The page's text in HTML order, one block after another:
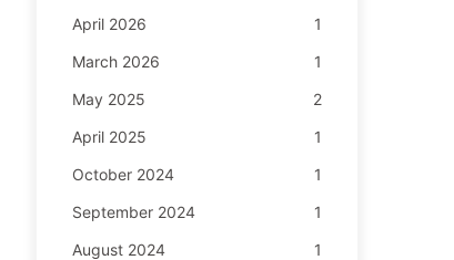
April 2026
1
March 2026
1
May 2025
2
April 2025
1
October 2024
1
September 2024
1
August 2024
1